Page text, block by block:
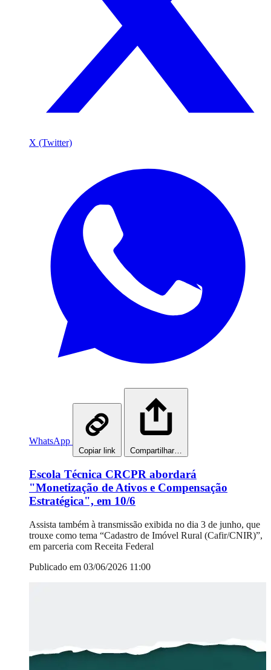
X (Twitter)
WhatsApp
Copiar link Compartilhar…
Escola Técnica CRCPR abordará
"Monetização de Ativos e Compensação
Estratégica", em 10/6
Assista também à transmissão exibida no dia 3 de junho, que
trouxe como tema “Cadastro de Imóvel Rural (Cafir/CNIR)”,
em parceria com Receita Federal
Publicado em 03/06/2026 11:00